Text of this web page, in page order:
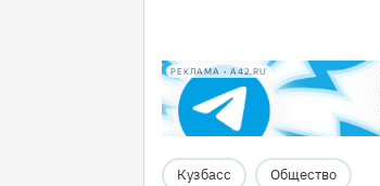
РЕКЛАМА • A42.RU
Кузбасс Общество